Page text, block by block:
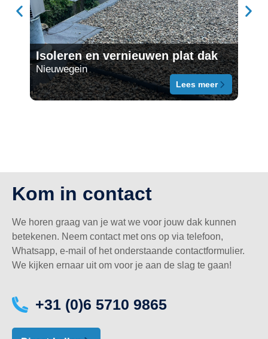
Isoleren en vernieuwen plat dak
Nieuwegein
Lees meer
Kom in contact
We horen graag van je wat we voor jouw dak kunnen
betekenen. Neem contact met ons op via telefoon,
Whatsapp, e-mail of het onderstaande contactformulier.
We kijken ernaar uit om voor je aan de slag te gaan!
+31 (0)6 5710 9865